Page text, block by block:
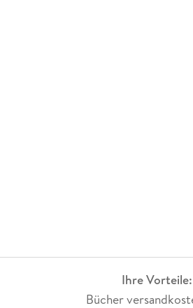
Ihre Vorteile:
Bücher